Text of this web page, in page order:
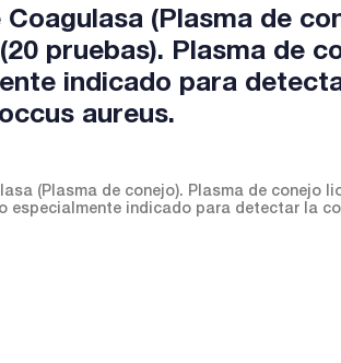
Coagulasa (Plasma de
pruebas). Plasma de
indicado para
aureus.
(Plasma de conejo). Plasma de conejo
especialmente indicado para detectar la